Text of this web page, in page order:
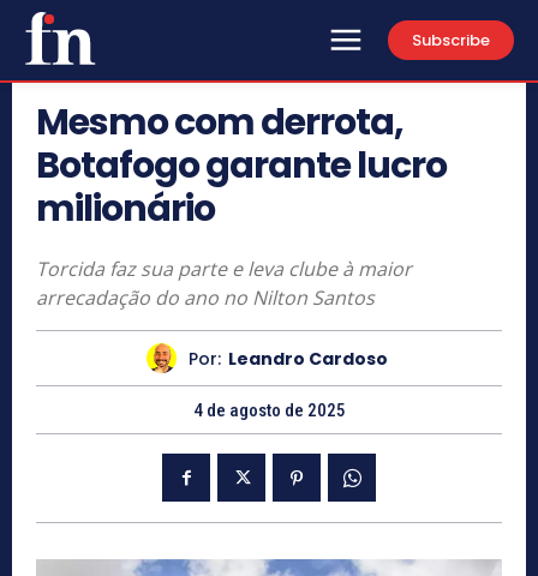
Subscribe
Mesmo com derrota,
Botafogo garante lucro
milionário
Torcida faz sua parte e leva clube à maior
arrecadação do ano no Nilton Santos
Por: Leandro Cardoso
4 de agosto de 2025